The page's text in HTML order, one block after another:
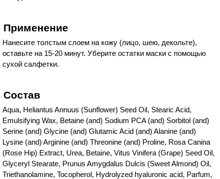
Применение
Нанесите толстым слоем на кожу (лицо, шею, декольте),
оставьте на 15-20 минут. Уберите остатки маски с помощью
сухой салфетки.
Состав
Aqua, Heliantus Annuus (Sunflower) Seed Oil, Stearic Acid,
Emulsifying Wax, Betaine (and) Sodium PCA (and) Sorbitol (and)
Serine (and) Glycine (and) Glutamic Acid (and) Alanine (and)
Lysine (and) Arginine (and) Threonine (and) Proline, Rosa Canina
(Rose Hip) Extract, Urea, Betaine, Vitus Vinifera (Grape) Seed Oil,
Glyceryl Stearate, Prunus Amygdalus Dulcis (Sweet Almond) Oil,
Triethanolamine, Tocopherol, Hydrolyzed hyaluronic acid, Parfum,